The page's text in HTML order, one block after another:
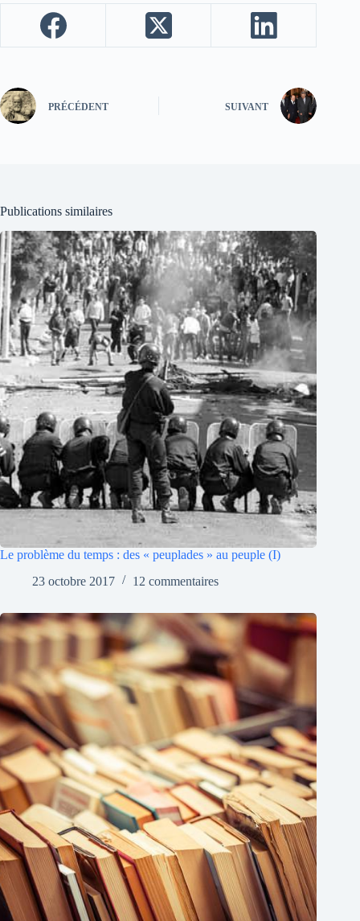
PRÉCÉDENT SUIVANT
Publications similaires
Le problème du temps : des « peuplades » au peuple (I)
23 octobre 2017
12 commentaires